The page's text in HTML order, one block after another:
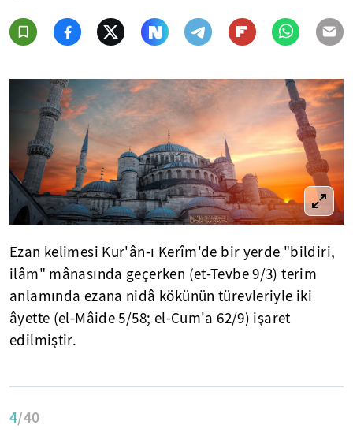
Ezan kelimesi Kur'ân-ı Kerîm'de bir yerde "bildiri,
ilâm" mânasında geçerken (et-Tevbe 9/3) terim
anlamında ezana nidâ kökünün türevleriyle iki
âyette (el-Mâide 5/58; el-Cum'a 62/9) işaret
edilmiştir.
4/40